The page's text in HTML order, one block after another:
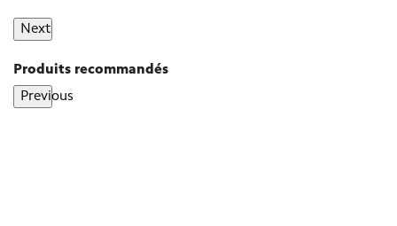
Next
Produits recommandés
Previous